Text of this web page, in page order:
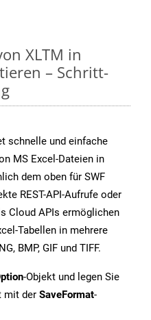
XLTM in
– Schritt-
schnelle und einfache
MS Excel-Dateien in
dem oben für SWF
REST-API-Aufrufe oder
Cloud APIs ermöglichen
Tabellen in mehrere
BMP, GIF und TIFF.
-Objekt und legen Sie
mit der SaveFormat-